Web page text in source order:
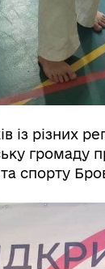
із різних
громаду
спорту